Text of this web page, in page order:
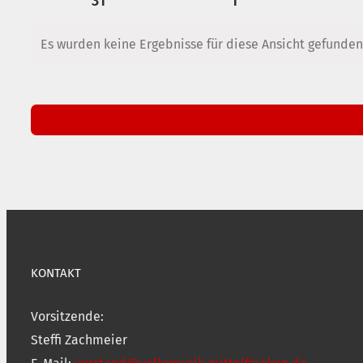
Es wurden keine Ergebnisse für diese Ansicht
KONTAKT
Vorsitzende:
Steffi Zachmeier